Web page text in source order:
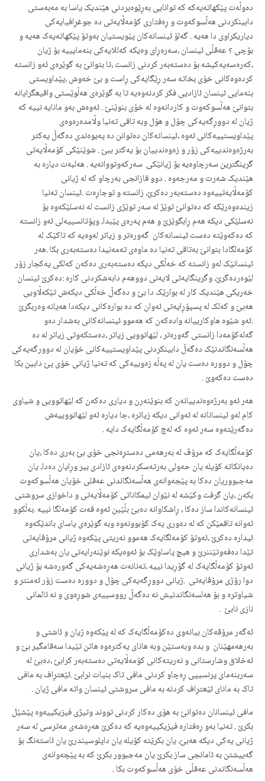
دەوڵەت پێکهاتەیەکە کە توانایی بەڕێوەبردنی هێندیک یاسا بە مەبەستی
دابینکردنی هەڵسوکەوت و ڕەفتاری کۆمەڵایەتی دە جوغڕافیایەکی
دیاریکراوی دا هەیە . گەلۆ ئینسانەکان پێویستیان بەوتۆ پێکهاتەیەک هەیە و
بۆچی ؟ عەقڵی ئینسان ،سەرەڕای وەیکە کەللایەکی بنەمایییە بۆ ژیان
،کەرەسەیەکیشە بۆ دەستەبەر کردنی زانست ،تا بتوانێ بە گوێرەی ئەو زانستە
کردەوەکانی خۆی بخاتە سەر ڕێگایەکی ڕاست و بێ خەوش ،پێداویستی
بنەمایی ئینسان ئازادیی فکر کردنەوەیە تا بە گوێرەی هەڵوێستی واقیعگرایانە
بتوانێ هەڵسوکەوت و کاردانەوە لە خۆی بنوێنێ . ئەوەش بەو مانایە نییە کە
ژیان لە دووڕگەیەکی چۆل و هۆل وبە تاقی تەنیا وڵامدەرەوەی
پێداویستییەکانی ئەوە ،ئینسانەکان دەتوانن دە پەیوەندی دەگەڵ یەکتر
بەرژەوەندییەکی زۆر و زەوەندییان بۆ یەکتر ببێ . شوێنێکی کۆمەڵایەتی
گرینگترین سەرچاوەیە بۆ ژیانێکی سەرکەوتووانەیە . هەلبەت دیارە بە
هێندیک شەرت و مەرجەوە . دوو قازانجی بەرچاو کە لە ژیانی
کۆمەڵایەتییەوە دەستەبەر دەکرێ، زانستە و توجاڕەت .ئینسان تەنیا
زیندەوەرێکە کە دەتوانێ توێژ لە سەر توێژی زانست لە نەسلێکەوە بۆ
نەسلێکی دیکە هەم ڕابگوێزێ و هەم پەرەی پێبدا، وپۆتانسییەلی ئەو زانستە
کە دەکەوێتە دەست ئینسانەکان گەورەتر و زیاتر لەوەیە کە تاکێک لە
کۆمەلگادا بتوانێ بەتاقی تەنیا دە ماوەی تەمەنیدا دەستەبەری بکا .هەر
ئینسانێک لەو زانستە کە خەڵکی دیکە دەستەبەری دەکەن کەلکی یەکجار زۆر
لێوەردەگرێ، وگرینگایەتی لایەنی دووهەم دابەشکردنی کارە :دەکرێ ئینسان
خەریکی هێندیک کار لە بوارێک دا بێ و دەگەڵ خەڵكی دیکەش تێکەڵاویی
هەبێ و کەلک لە پسپۆڕایەتی ئەوان کە دە بوارەکانی دیکەدا هەیانە وەربگرێ
.ئەو شێوە هاوکارییانە وادەکەن کە هەموو ئینسانەکانی بەشدار دەو
گەلەکۆمەدا زانستی گەورەتر ، لێهاتوویی زیاتر ،دەستکەوتی زیاتر لە دە
هەڵسەنگاندنێک دەگەڵ دابینکردنی پێداویستییەکانی خۆیان لە دوورگەیەکی
چۆل و دوورە دەست یان لە پەڵە زەوییەکی کە تەنیا ژیانی خۆی پێ دابین بکا
دەست دەکەوێ .
هەر ئەو بەرژەوەندییانەن کە بنوێنەرن و دیاری دەکەن کە لێهاتوویی و شیاوی
کام لەو ئینسانانە لە ئەوانی دیکە زیاترە ،جا دیارە ئەو لێهاتووییەش
دەگەرێتەوە سەر ئەوە کە لەچ کۆمەڵگایەک دایە .
کۆمەڵگایەک کە مرۆڤ لە بەرهەمی دەستڕەنجی خۆی بێ بەری دەکا ،یان
دەیانکاتە کۆیلە یان حەولی بەرتەسکردنەوەی ئازادی بیر وڕایان دەدا، یان
مەجبووریان دەکا بە پێجەوانەی هەڵسەنگاندنی عەقلی خۆیان هەڵسوکەوت
بکەن ،یان گرفت وکێشە لە نێوان ئیمکاناتی کۆمەڵایەتی و داخوازی سروشتی
ئینسانەکاندا ساز دەکا ، ڕاشکاوانە دەبێ بڵێین ئەوە قەت کۆمەلگا نییە .بەڵکوو
ئەوانە تاقمێکن کە لە دەوری یەک کۆبوونەوە وبە گوێرەی یاسای باندێکەوە
ئیدارە دەکرێ ،ئەوتۆ کۆمەلگایەک هەموو نەریتی پێکەوە ژیانی مرۆڤایەتی
تێدا دەفەوتێننرێ و هیچ پاساوێک بۆ ئەوەیکە نوێنەرایەتی یان بەشداری
ئەوتۆ کۆمەڵگایەک لە گۆڕیدا نییە ،تەنانەت هەڕەشەیەکی گەورەشە بۆ ژیانی
دوا رۆژی مرۆڤایەتی .ژیانی دووڕگەیەکی چۆل و دوورە دەست زۆر ئەمنتر و
شیاوترە و بۆ هەلسەنگاندنیش نە دەگەڵ رووسییەی شوڕەوی و نە ئالمانی
نازی نابێ .
ئەگەر مرۆڤەکان بیانەوی دەکۆمەڵگایەک کە لە پێکەوە ژیان و ئاشتی و
بەرهەمهێنان و بدە وبەستێن وبە هانای یەکترەوە هاتن تێیدا سەقامگیر بێ و
ئەخلاق وشارستانی و نەریتەکانی کۆمەڵایەتی دەستەبەر کرابێ ،دەبێ لە
سەربنەمای پرنسیپی ڕەچاو کردنی مافی تاک بنیات نرابێ .ئێعتڕاف بە مافی
تاک بە مانای ئێعتڕاف کردنە بە مافی سروشتی ئینسان واتە مافی ژیان .
مافی ئینسانان دەتوانێ بە هۆی دەکار کردنی تووند وتیژی فیزیکییەوە پێشێل
بکرێ . تەنیا بەو ڕەفتارە فیزیکییەوەیە کە دەکرێ هەڕەشەی مەترسی لە سەر
ژیانی یەکی دیکە هەبێ، یان بکرێتە کۆیلە یان داپلوسیندرێ یان ئاستەنگ بۆ
گەییشتن بە ئامانجی ساز بکرێ یان مەجبوور بکرێ کە بە پێچەوانەی
هەڵسەنگاندنی عەقڵی خۆی هەڵسوکەوت بکا .